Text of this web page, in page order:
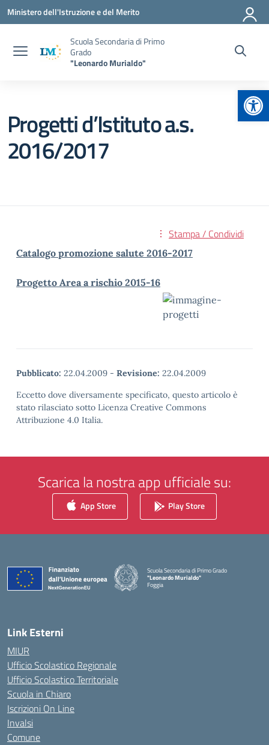
Vai ai contenuti
Vai al menu di navigazione
Vai al footer
Ministero dell'Istruzione e del Merito
Scuola Secondaria di Primo
Grado
"Leonardo Murialdo"
Progetti d’Istituto a.s.
2016/2017
Stampa / Condividi
Catalogo promozione salute 2016-2017
Progetto Area a rischio 2015-16
Pubblicato: 22.04.2009 - Revisione: 22.04.2009
Eccetto dove diversamente specificato, questo articolo è
stato rilasciato sotto Licenza Creative Commons
Attribuzione 4.0 Italia.
Scarica la nostra app ufficiale su:
App Store Play Store
Scuola Secondaria di Primo Grado
"Leonardo Murialdo"
Foggia
— Visita la pagina iniziale della scuola
Link Esterni
MIUR
Ufficio Scolastico Regionale
Ufficio Scolastico Territoriale
Scuola in Chiaro
Iscrizioni On Line
Invalsi
Comune